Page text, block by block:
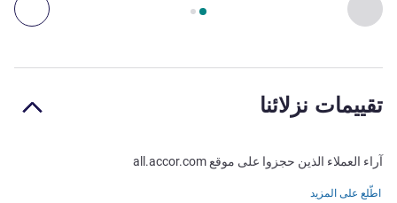
السابق - المطعم
تقييمات نزلائنا
آراء العملاء الذين حجزوا على موقع all.accor.com
اطّلع على المزيد